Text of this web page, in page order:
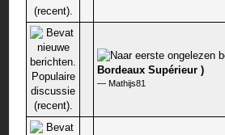
Bordeaux Supérieur )
— Mathijs81
0 stem - 0 van 5 gemiddeld